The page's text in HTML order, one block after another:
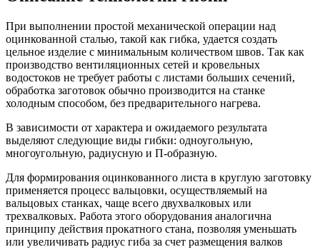
При выполнении простой механической операции над
оцинкованной сталью, такой как гибка, удается создать
цельное изделие с минимальным количеством швов. Так как
производство вентиляционных сетей и кровельных
водостоков не требует работы с листами больших сечений,
обработка заготовок обычно производится на станке
холодным способом, без предварительного нагрева.
В зависимости от характера и ожидаемого результата
выделяют следующие виды гибки: одноугольную,
многоугольную, радиусную и П-образную.
Для формирования оцинкованного листа в круглую заготовку
применяется процесс вальцовки, осуществляемый на
вальцовых станках, чаще всего двухвалковых или
трехвалковых. Работа этого оборудования аналогична
принципу действия прокатного стана, позволяя уменьшать
или увеличивать радиус гиба за счет размещения валков